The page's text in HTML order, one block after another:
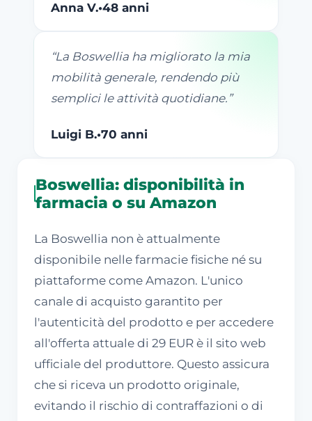
Anna V.•48 anni
“La Boswellia ha migliorato la mia
mobilità generale, rendendo più
semplici le attività quotidiane. ”
Luigi B.•70 anni
Boswellia: disponibilità in
farmacia o su Amazon
La Boswellia non è attualmente
disponibile nelle farmacie fisiche né su
piattaforme come Amazon. L'unico
canale di acquisto garantito per
l'autenticità del prodotto e per accedere
all'offerta attuale di 29 EUR è il sito web
ufficiale del produttore. Questo assicura
che si riceva un prodotto originale,
evitando il rischio di contraffazioni o di